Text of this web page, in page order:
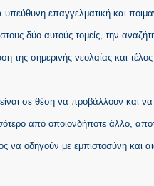
επαγγελματική και
δύο αυτούς τομείς, την
της σημερινής νεολαίας και
σε θέση να προβάλλουν και να
από οποιονδήποτε άλλο,
να οδηγούν με εμπιστοσύνη και